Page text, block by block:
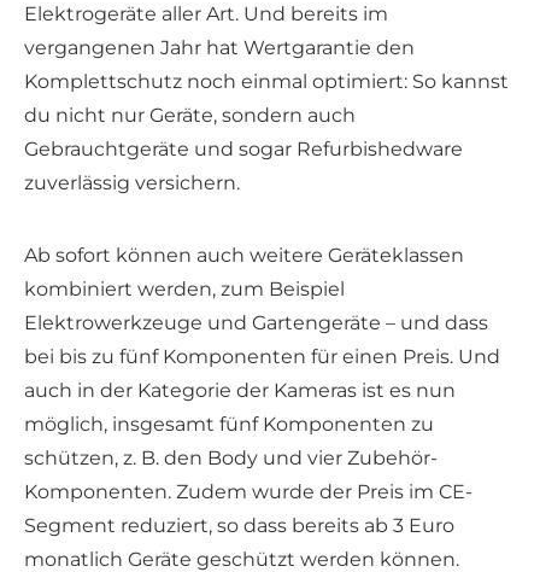
Elektrogeräte aller Art. Und bereits im
vergangenen Jahr hat Wertgarantie den
Komplettschutz noch einmal optimiert: So kannst
du nicht nur Geräte, sondern auch
Gebrauchtgeräte und sogar Refurbishedware
zuverlässig versichern.
Ab sofort können auch weitere Geräteklassen
kombiniert werden, zum Beispiel
Elektrowerkzeuge und Gartengeräte – und dass
bei bis zu fünf Komponenten für einen Preis. Und
auch in der Kategorie der Kameras ist es nun
möglich, insgesamt fünf Komponenten zu
schützen, z. B. den Body und vier Zubehör-
Komponenten. Zudem wurde der Preis im CE-
Segment reduziert, so dass bereits ab 3 Euro
monatlich Geräte geschützt werden können.